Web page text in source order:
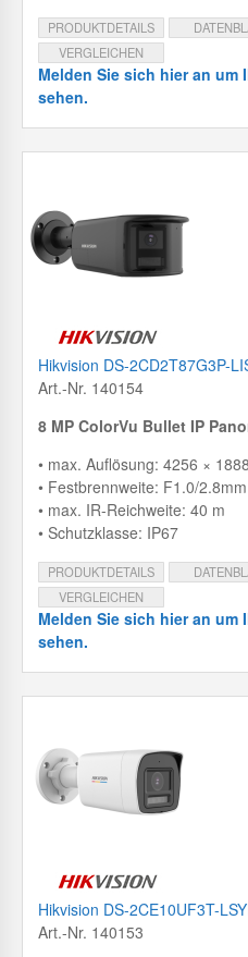
PRODUKTDETAILS
VERGLEICHEN
Melden Sie sich hier an um
sehen.
Hikvision DS-2CD2T87G3P-
Art.-Nr. 140154
8 MP ColorVu Bullet IP
• max. Auflösung: 4256 ×
• Festbrennweite: F1.0/2.8mm
• max. IR-Reichweite: 40 m
• Schutzklasse: IP67
PRODUKTDETAILS
VERGLEICHEN
Melden Sie sich hier an um
sehen.
Hikvision DS-2CE10UF3T-
Art.-Nr. 140153